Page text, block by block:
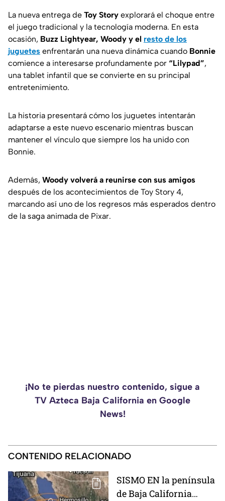
La nueva entrega de Toy Story explorará el choque entre
el juego tradicional y la tecnología moderna. En esta
ocasión, Buzz Lightyear, Woody y el resto de los
juguetes enfrentarán una nueva dinámica cuando Bonnie
comience a interesarse profundamente por “Lilypad”,
una tablet infantil que se convierte en su principal
entretenimiento.
La historia presentará cómo los juguetes intentarán
adaptarse a este nuevo escenario mientras buscan
mantener el vínculo que siempre los ha unido con
Bonnie.
Además, Woody volverá a reunirse con sus amigos
después de los acontecimientos de Toy Story 4,
marcando así uno de los regresos más esperados dentro
de la saga animada de Pixar.
¡No te pierdas nuestro contenido, sigue a
TV Azteca Baja California en Google
News!
CONTENIDO RELACIONADO
SISMO EN la península
de Baja California